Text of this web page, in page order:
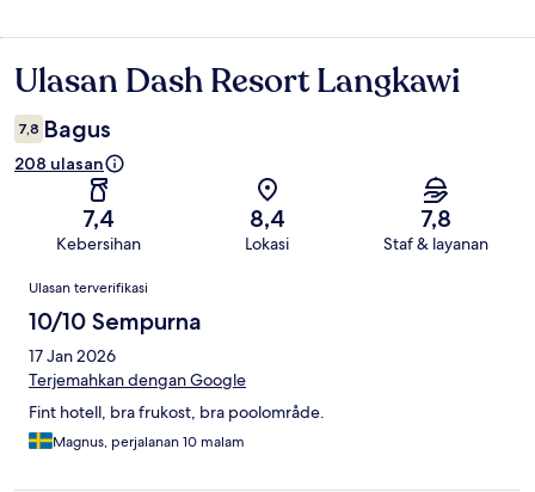
Ulasan
Ulasan Dash Resort Langkawi
7,8 Bagus
208 ulasan
7,4
Kebersihan
8,4
Lokasi
7,8
Staf & layanan
Ulasan
Ulasan terverifikasi
10/10 Sempurna
17 Jan 2026
Terjemahkan dengan Google
Fint hotell, bra frukost, bra poolområde.
Magnus, perjalanan 10 malam